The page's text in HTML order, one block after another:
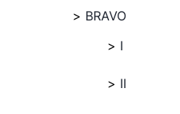
BRAVO
I
II